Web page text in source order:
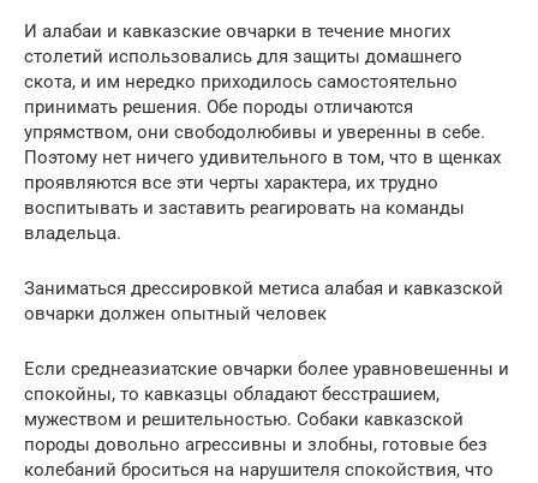
И алабаи и кавказские овчарки в течение многих
столетий использовались для защиты домашнего
скота, и им нередко приходилось самостоятельно
принимать решения. Обе породы отличаются
упрямством, они свободолюбивы и уверенны в себе.
Поэтому нет ничего удивительного в том, что в щенках
проявляются все эти черты характера, их трудно
воспитывать и заставить реагировать на команды
владельца.
Заниматься дрессировкой метиса алабая и кавказской
овчарки должен опытный человек
Если среднеазиатские овчарки более уравновешенны и
спокойны, то кавказцы обладают бесстрашием,
мужеством и решительностью. Собаки кавказской
породы довольно агрессивны и злобны, готовые без
колебаний броситься на нарушителя спокойствия, что